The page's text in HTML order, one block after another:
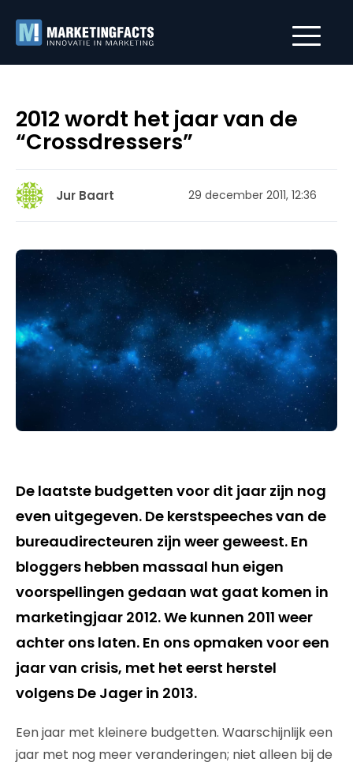
2012 wordt het jaar van de
“Crossdressers”
Jur Baart 29 december 2011, 12:36
De laatste budgetten voor dit jaar zijn nog
even uitgegeven. De kerstspeeches van de
bureaudirecteuren zijn weer geweest. En
bloggers hebben massaal hun eigen
voorspellingen gedaan wat gaat komen in
marketingjaar 2012. We kunnen 2011 weer
achter ons laten. En ons opmaken voor een
jaar van crisis, met het eerst herstel
volgens De Jager in 2013.
Een jaar met kleinere budgetten. Waarschijnlijk een
jaar met nog meer veranderingen; niet alleen bij de